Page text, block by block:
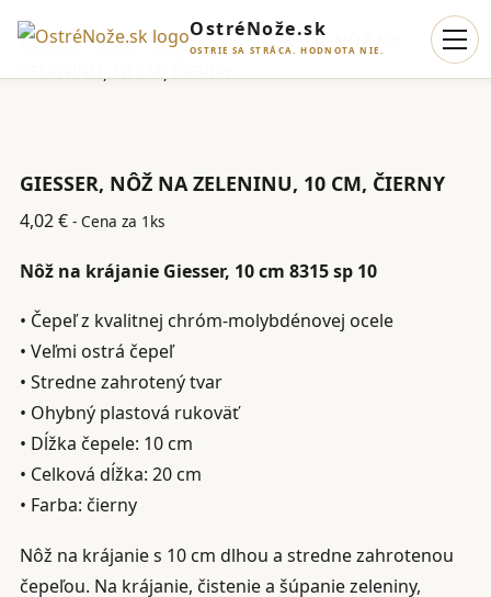
OstréNože.sk
OSTRIE SA STRÁCA. HODNOTA NIE.
Domov/Nože/ Kuchárske/ GIESSER, NÔŽ NA
ZELENINU, 10 CM, ČIERNY
GIESSER, NÔŽ NA ZELENINU, 10 CM, ČIERNY
4,02€ - Cena za 1ks
Nôž na krájanie Giesser, 10 cm 8315 sp 10
• Čepeľ z kvalitnej chróm-molybdénovej ocele
• Veľmi ostrá čepeľ
• Stredne zahrotený tvar
• Ohybný plastová rukoväť
• Dĺžka čepele: 10 cm
• Celková dĺžka: 20 cm
• Farba: čierny
Nôž na krájanie s 10 cm dlhou a stredne zahrotenou
čepeľou. Na krájanie, čistenie a šúpanie zeleniny,